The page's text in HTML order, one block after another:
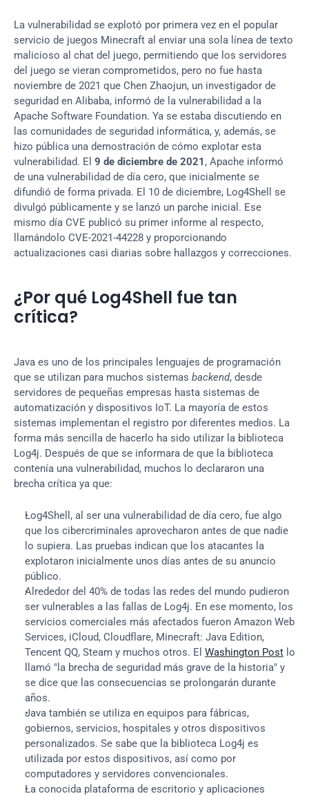
La vulnerabilidad se explotó por primera vez en el popular
servicio de juegos Minecraft al enviar una sola línea de texto
malicioso al chat del juego, permitiendo que los servidores
del juego se vieran comprometidos, pero no fue hasta
noviembre de 2021 que Chen Zhaojun, un investigador de
seguridad en Alibaba, informó de la vulnerabilidad a la
Apache Software Foundation. Ya se estaba discutiendo en
las comunidades de seguridad informática, y, además, se
hizo pública una demostración de cómo explotar esta
vulnerabilidad. El 9 de diciembre de 2021 , Apache informó
de una vulnerabilidad de día cero, que inicialmente se
difundió de forma privada. El 10 de diciembre, Log4Shell se
divulgó públicamente y se lanzó un parche inicial. Ese
mismo día CVE publicó su primer informe al respecto,
llamándolo CVE-2021-44228 y proporcionando
actualizaciones casi diarias sobre hallazgos y correcciones.
¿Por qué Log4Shell fue tan
crítica?
Java es uno de los principales lenguajes de programación
que se utilizan para muchos sistemas backend, desde
servidores de pequeñas empresas hasta sistemas de
automatización y dispositivos IoT. La mayoría de estos
sistemas implementan el registro por diferentes medios. La
forma más sencilla de hacerlo ha sido utilizar la biblioteca
Log4j. Después de que se informara de que la biblioteca
contenía una vulnerabilidad, muchos lo declararon una
brecha crítica ya que:
Log4Shell, al ser una vulnerabilidad de día cero, fue algo
que los cibercriminales aprovecharon antes de que nadie
lo supiera. Las pruebas indican que los atacantes la
explotaron inicialmente unos días antes de su anuncio
público.
Alrededor del 40% de todas las redes del mundo pudieron
ser vulnerables a las fallas de Log4j. En ese momento, los
servicios comerciales más afectados fueron Amazon Web
Services, iCloud, Cloudflare, Minecraft: Java Edition,
Tencent QQ, Steam y muchos otros. El Washington Post lo
llamó "la brecha de seguridad más grave de la historia" y
se dice que las consecuencias se prolongarán durante
años.
Java también se utiliza en equipos para fábricas,
gobiernos, servicios, hospitales y otros dispositivos
personalizados. Se sabe que la biblioteca Log4j es
utilizada por estos dispositivos, así como por
computadores y servidores convencionales.
La conocida plataforma de escritorio y aplicaciones